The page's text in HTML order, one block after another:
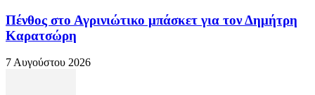
Πένθος στο Αγρινιώτικο μπάσκετ για τον Δημήτρη
Καρατσώρη
7 Αυγούστου 2026